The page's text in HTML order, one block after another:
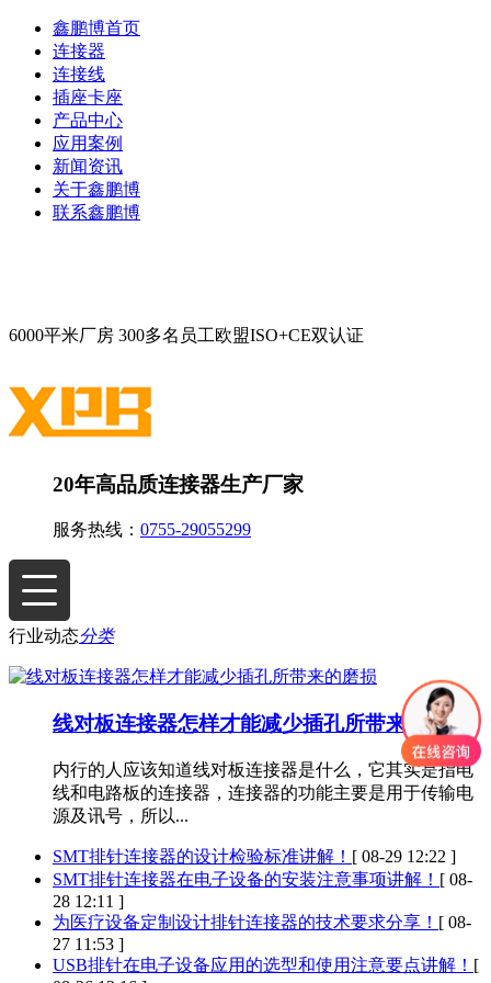
鑫鹏博首页
连接器
连接线
插座卡座
产品中心
应用案例
新闻资讯
关于鑫鹏博
联系鑫鹏博
6000平米厂房 300多名员工欧盟ISO+CE双认证
20年高品质连接器生产厂家
服务热线： 0755-29055299
行业动态分类
线对板连接器怎样才能减少插孔所带来的磨损
内行的人应该知道线对板连接器是什么，它其实是指电
线和电路板的连接器，连接器的功能主要是用于传输电
源及讯号，所以...
SMT排针连接器的设计检验标准讲解！ [ 08-29 12:22 ]
SMT排针连接器在电子设备的安装注意事项讲解！ [ 08-
28 12:11 ]
为医疗设备定制设计排针连接器的技术要求分享！ [ 08-
27 11:53 ]
USB排针在电子设备应用的选型和使用注意要点讲解！ [